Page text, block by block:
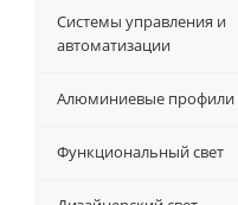
Системы управления и
автоматизации
Алюминиевые профили
Функциональный свет